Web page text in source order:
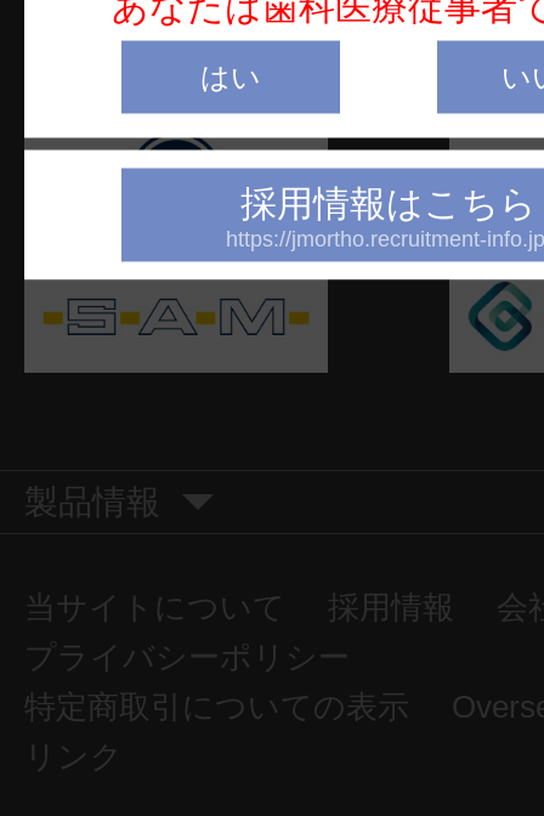
はい い
採用情報はこちら
https://jmortho.recruitment-
製品情報
当サイトについて 採用情報
会
プライバシーポリシー
特定商取引についての表示
リンク